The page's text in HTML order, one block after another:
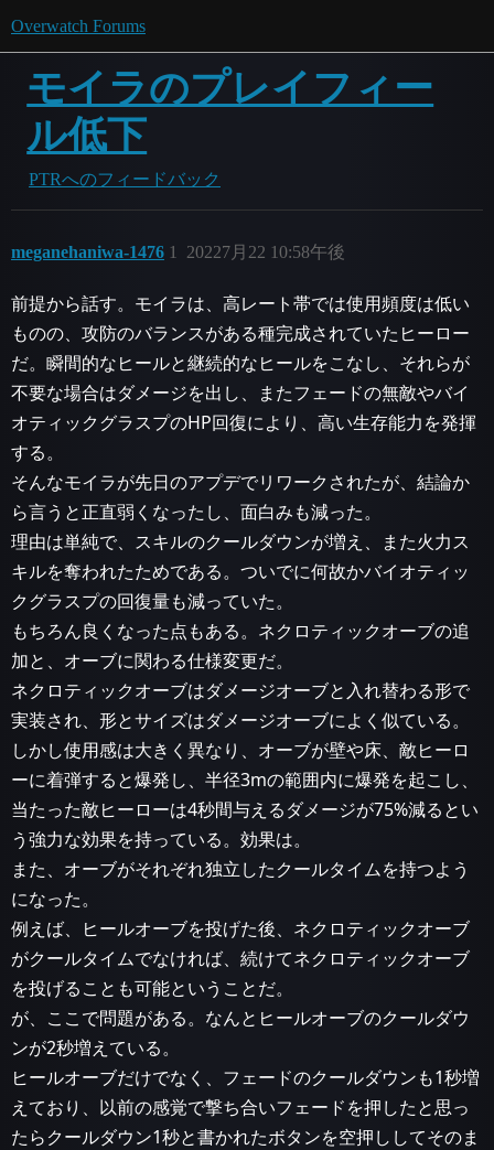
Overwatch Forums
モイラのプレイフィー
ル低下
PTRへのフィードバック
meganehaniwa-1476 20227月22 10:58午後
1
前提から話す。モイラは、高レート帯では使用頻度は低い
ものの、攻防のバランスがある種完成されていたヒーロー
だ。瞬間的なヒールと継続的なヒールをこなし、それらが
不要な場合はダメージを出し、またフェードの無敵やバイ
オティックグラスプのHP回復により、高い生存能力を発揮
する。
そんなモイラが先日のアプデでリワークされたが、結論か
ら言うと正直弱くなったし、面白みも減った。
理由は単純で、スキルのクールダウンが増え、また火力ス
キルを奪われたためである。ついでに何故かバイオティッ
クグラスプの回復量も減っていた。
もちろん良くなった点もある。ネクロティックオーブの追
加と、オーブに関わる仕様変更だ。
ネクロティックオーブはダメージオーブと入れ替わる形で
実装され、形とサイズはダメージオーブによく似ている。
しかし使用感は大きく異なり、オーブが壁や床、敵ヒーロ
ーに着弾すると爆発し、半径3mの範囲内に爆発を起こし、
当たった敵ヒーローは4秒間与えるダメージが75%減るとい
う強力な効果を持っている。効果は。
また、オーブがそれぞれ独立したクールタイムを持つよう
になった。
例えば、ヒールオーブを投げた後、ネクロティックオーブ
がクールタイムでなければ、続けてネクロティックオーブ
を投げることも可能ということだ。
が、ここで問題がある。なんとヒールオーブのクールダウ
ンが2秒増えている。
ヒールオーブだけでなく、フェードのクールダウンも1秒増
えており、以前の感覚で撃ち合いフェードを押したと思っ
たらクールダウン1秒と書かれたボタンを空押ししてそのま